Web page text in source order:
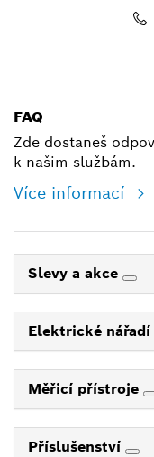
FAQ
Zde dostaneš
k našim službám.
Více informací
Slevy a akce
Elektrické nářadí
Měřicí přístroje
Příslušenství